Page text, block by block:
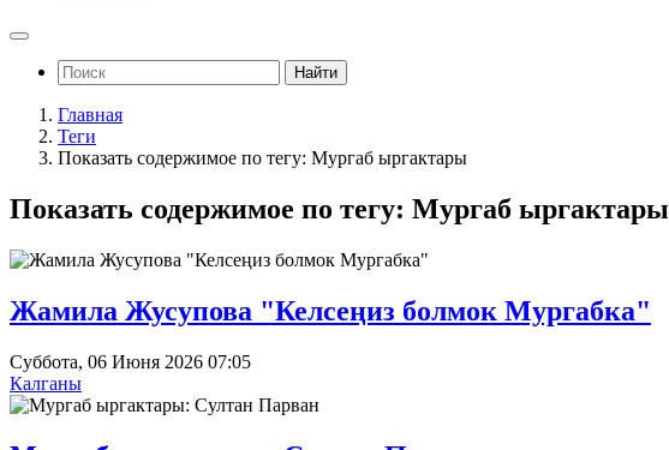
Найти
Главная
Теги
Показать содержимое по тегу: Мургаб ыргактары
Показать содержимое по тегу: Мургаб ыргактары
Жамила Жусупова "Келсеңиз болмок Мургабка"
Суббота, 06 Июня 2026 07:05
Калганы